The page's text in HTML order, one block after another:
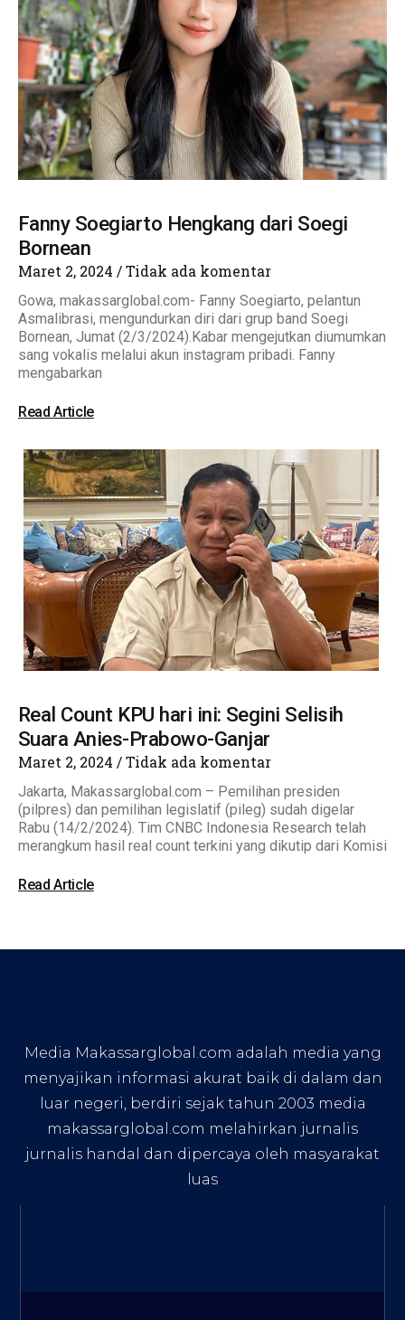
Fanny Soegiarto Hengkang dari Soegi
Bornean
Maret 2, 2024 Tidak ada komentar
Gowa, makassarglobal.com- Fanny Soegiarto, pelantun
Asmalibrasi, mengundurkan diri dari grup band Soegi
Bornean, Jumat (2/3/2024).Kabar mengejutkan diumumkan
sang vokalis melalui akun instagram pribadi. Fanny
mengabarkan
Read Article
Real Count KPU hari ini: Segini Selisih
Suara Anies-Prabowo-Ganjar
Maret 2, 2024 Tidak ada komentar
Jakarta, Makassarglobal.com – Pemilihan presiden
(pilpres) dan pemilihan legislatif (pileg) sudah digelar
Rabu (14/2/2024). Tim CNBC Indonesia Research telah
merangkum hasil real count terkini yang dikutip dari Komisi
Read Article
Media Makassarglobal.com adalah media yang
menyajikan informasi akurat baik di dalam dan
luar negeri, berdiri sejak tahun 2003 media
makassarglobal.com melahirkan jurnalis
jurnalis handal dan dipercaya oleh masyarakat
luas